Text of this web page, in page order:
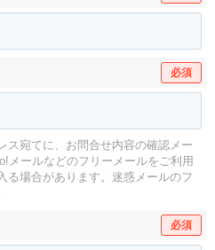
必須
宛てに、お問合せ内容の確認メー
メールなどのフリーメールをご利用
場合があります。 迷惑メールのフ
必須